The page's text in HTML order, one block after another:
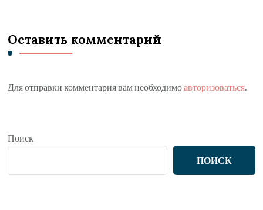
Оставить комментарий
Для отправки комментария вам необходимоавторизоваться.
Поиск
ПОИСК